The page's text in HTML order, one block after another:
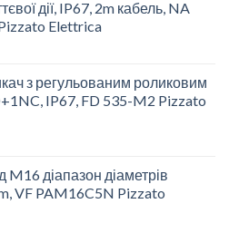
дії, IP67, 2m кабель, NA
Elettrica
з регульованим роликовим
IP67, FD 535-M2 Pizzato
M16 діапазон діаметрів
VF PAM16C5N Pizzato